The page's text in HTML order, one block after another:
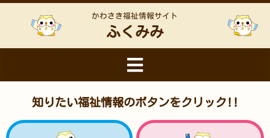
かわさき福祉情報サイト
ふくみみ
知りたい福祉情報のボタンをクリック!!